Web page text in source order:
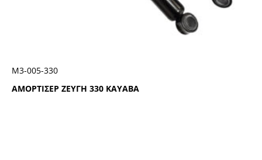
ΑΜΟΡΤΙΣΕΡ ΖΕΥΓΗ 330 KAYABA
Μ3-005-330